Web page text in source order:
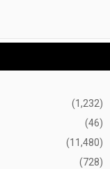
(1,232)
(46)
(11,480)
(728)